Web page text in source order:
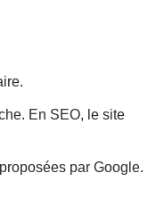
En SEO, le site
par Google.